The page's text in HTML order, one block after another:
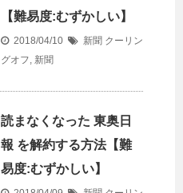
【難易度:むずかしい】
2018/04/10 新聞 クーリン
グオフ, 新聞
読まなくなった 東奥日
報 を解約する方法【難
易度:むずかしい】